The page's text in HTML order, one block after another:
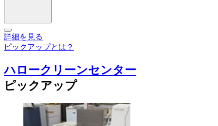
詳細を見る
ピックアップとは？
ハロークリーンセンター
ピックアップ